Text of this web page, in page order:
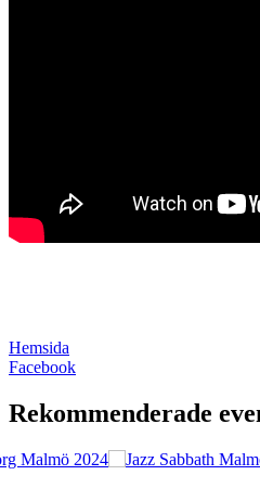
Hemsida
Facebook
Rekommenderade